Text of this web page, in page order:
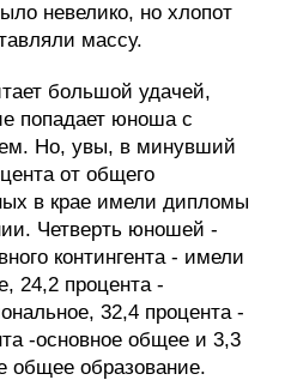
невелико, но хлопот
массу.
большой удачей,
попадает юноша с
Но, увы, в минувший
от общего
в крае имели дипломы
Четверть юношей -
контингента - имели
24,2 процента -
32,4 процента -
-основное общее и 3,3
общее образование.